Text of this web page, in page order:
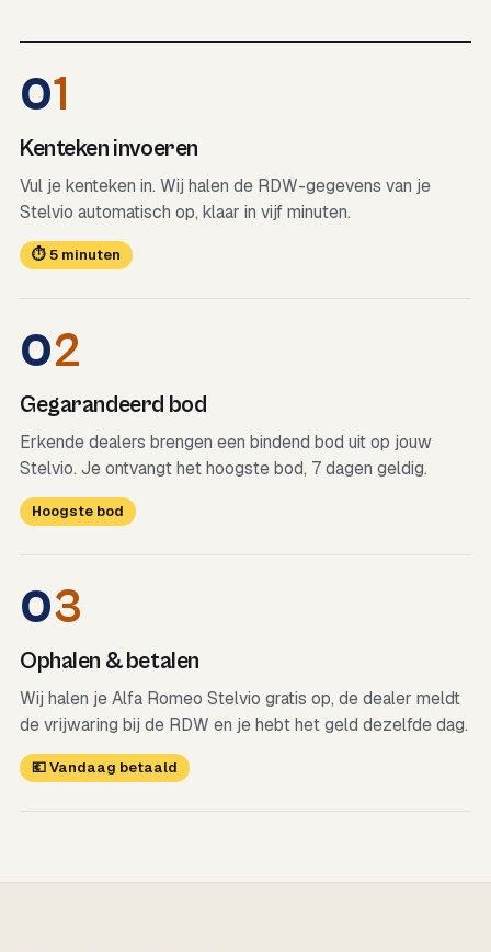
01
Kenteken invoeren
Vul je kenteken in. Wij halen de RDW-gegevens van je
Stelvio automatisch op, klaar in vijf minuten.
⏱ 5 minuten
02
Gegarandeerd bod
Erkende dealers brengen een bindend bod uit op jouw
Stelvio. Je ontvangt het hoogste bod, 7 dagen geldig.
Hoogste bod
03
Ophalen & betalen
Wij halen je Alfa Romeo Stelvio gratis op, de dealer meldt
de vrijwaring bij de RDW en je hebt het geld dezelfde dag.
💶 Vandaag betaald